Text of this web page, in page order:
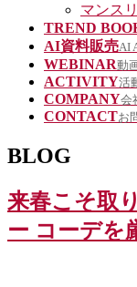
マンス
TREND
AI資料販売AI
WEBINAR動
ACTIVITY活
COMPANY会
CONTACTお
BLOG
来春こそ取
ー コーデを